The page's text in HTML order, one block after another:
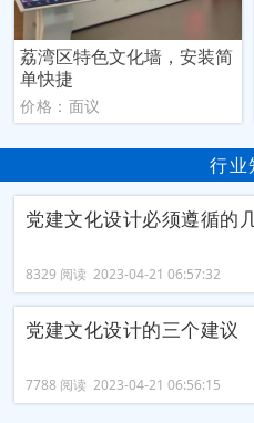
荔湾区特色文化墙，安装简
单快捷
价格：面议
行业
党建文化设计必须遵循的
8329 阅读 2023-04-21 06:57:32
党建文化设计的三个建议
7788 阅读 2023-04-21 06:56:15